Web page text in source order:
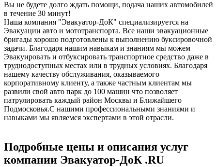
Вы не будете долго ждать помощи, подача наших автомобилей
в течение 30 минут!
Наша компания "Эвакуатор-ДоК" специализируется на
Эвакуации авто и мототранспорта. Все наши эвакуационные
бригады хорошо подготовлены к выполнению буксировочной
задачи. Благодаря нашим навыкам и знаниям мы можем
Эвакуировать и отбуксировать транспортное средство даже в
труднодоступных местах или в трудных условиях. Благодаря
нашему качеству обслуживания, оказываемого
корпоративному клиенту, а также частным клиентам мы
развили свой авто парк до 100 машин что позволяет
патрулировать каждый район Москвы и Ближайшего
Подмосковья.С нашими профессиональными знаниями и
навыками мы являемся экспертами в этой отрасли.
Подробные цены и описания услуг
компании Эвакуатор-ДоК .RU